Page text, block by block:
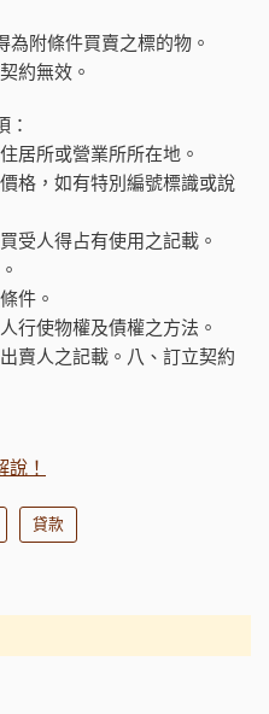
為附條件買賣之標的物。
約無效。
：
居所或營業所所在地。
格，如有特別編號標識或說
受人得占有使用之記載。
件。
行使物權及債權之方法。
賣人之記載。八、訂立契約
！
貸款